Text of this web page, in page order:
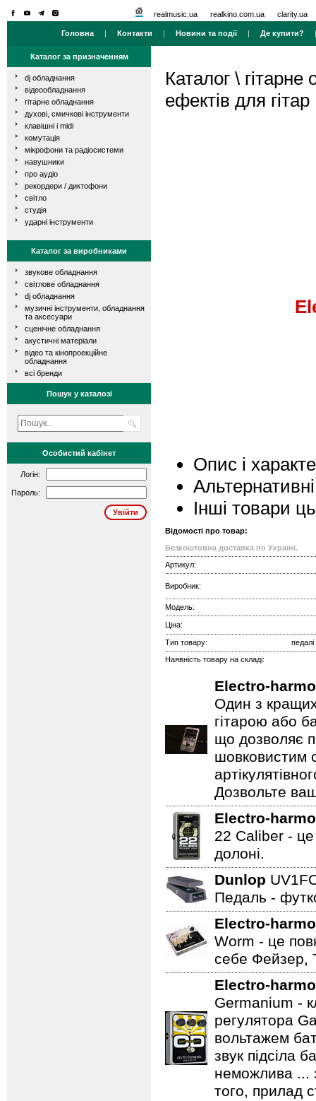
realmusic.ua realkino.com.ua clarity.ua
Головна | Контакти | Новини та події| Де купити?
Каталог за призначенням
dj обладнання
відеообладнання
гітарне обладнання
духові, смичкові інструменти
клавішні і midi
комутація
мікрофони та радіосистеми
навушники
про аудіо
рекордери / диктофони
світло
студія
ударні інструменти
Каталог за виробниками
звукове обладнання
світлове обладнання
dj обладнання
музичні інструменти, обладнання
та аксесуари
сценічне обладнання
акустичні матеріали
відео та кінопроекційне
обладнання
всі бренди
Пошук у каталозі
Особистий кабінет
Логін:
Пароль:
Каталог \ гітарне
ефектів для гітар
Опис і
Інші товари
Відомості про товар:
Безкоштовна доставка по Україні.
Артикул:
Виробник:
Модель:
Ціна:
Тип товару:
педалі
Наявність товару на складі:
Electro-
Один з
гітарою або
що дозволяє
шовковистим
Дозвольте
Electro-
22 Caliber - це
долоні.
Dunlop
Педаль -
Electro-
Worm - це
себе Фейзер,
Electro-
Germanium -
регулятора
вольтажем
звук підсіла
неможлива ...
того, прилад